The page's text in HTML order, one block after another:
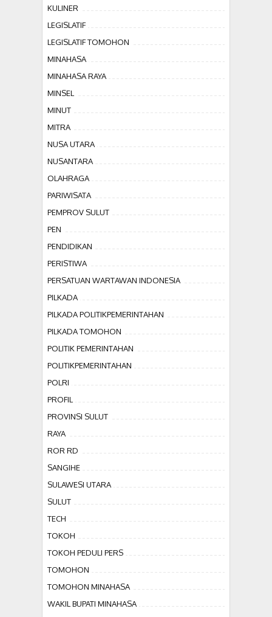
KULINER
LEGISLATIF
LEGISLATIF TOMOHON
MINAHASA
MINAHASA RAYA
MINSEL
MINUT
MITRA
NUSA UTARA
NUSANTARA
OLAHRAGA
PARIWISATA
PEMPROV SULUT
PEN
PENDIDIKAN
PERISTIWA
PERSATUAN WARTAWAN INDONESIA
PILKADA
PILKADA POLITIKPEMERINTAHAN
PILKADA TOMOHON
POLITIK PEMERINTAHAN
POLITIKPEMERINTAHAN
POLRI
PROFIL
PROVINSI SULUT
RAYA
ROR RD
SANGIHE
SULAWESI UTARA
SULUT
TECH
TOKOH
TOKOH PEDULI PERS
TOMOHON
TOMOHON MINAHASA
WAKIL BUPATI MINAHASA